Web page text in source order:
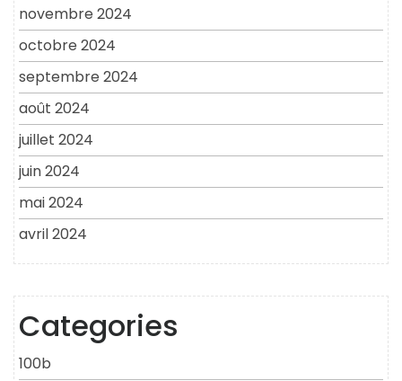
novembre 2024
octobre 2024
septembre 2024
août 2024
juillet 2024
juin 2024
mai 2024
avril 2024
Categories
100b